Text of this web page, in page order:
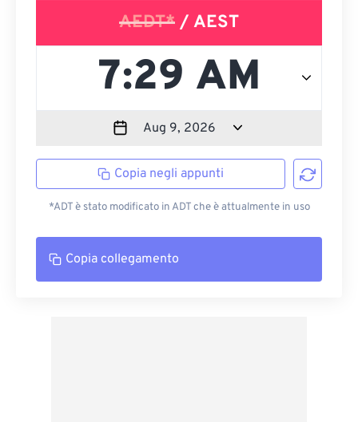
AEDT* / AEST
Copia negli appunti
*ADT è stato modificato in ADT che è attualmente in uso
Copia collegamento